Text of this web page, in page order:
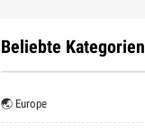
Beliebte Kategorien
🌏 Europe